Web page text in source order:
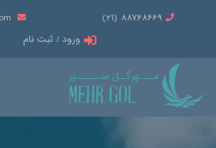
88768669 (21)
info@mehrgol.com
ورود / ثبت نام